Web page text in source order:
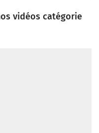
vidéos catégorie